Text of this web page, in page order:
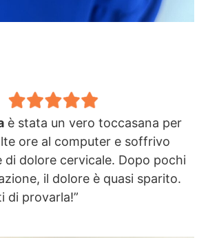
è stata un vero toccasana per
ore al computer e soffrivo
dolore cervicale. Dopo pochi
il dolore è quasi sparito.
di provarla!”